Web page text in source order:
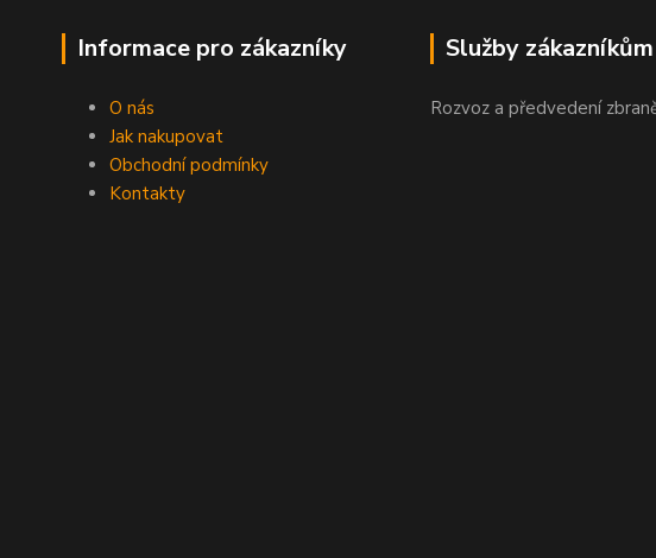
Informace pro zákazníky
O nás
Jak nakupovat
Obchodní podmínky
Kontakty
Služby zákazníkům
Rozvoz a předvedení